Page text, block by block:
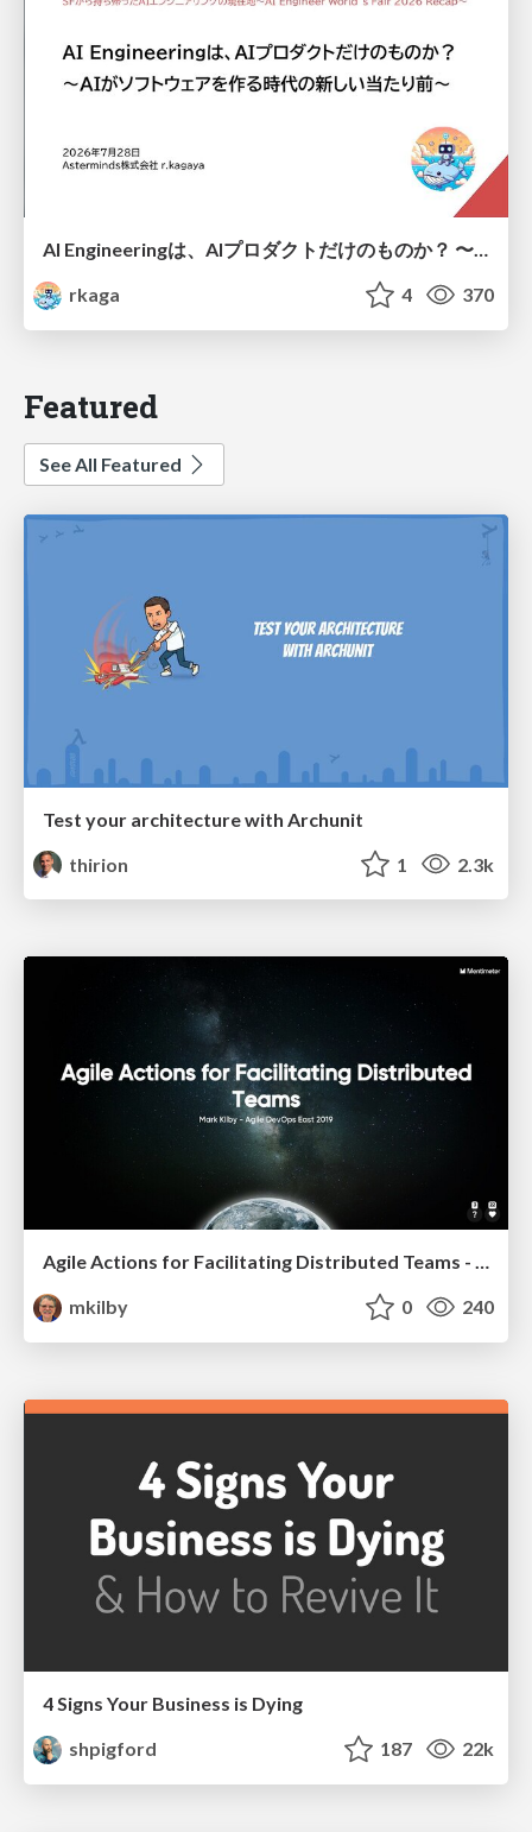
AI Engineeringは、AIプロダクトだけのものか？ 〜AIがソフトウェアを作る時代の新しい当たり前〜 / No AI in your product. AI Engineering in your development.
rkaga
4 370
Featured
See All Featured
Test your architecture with Archunit
thirion
1 2.3k
Agile Actions for Facilitating Distributed Teams - ADO2019
mkilby
0 240
4 Signs Your Business is Dying
shpigford
187 22k